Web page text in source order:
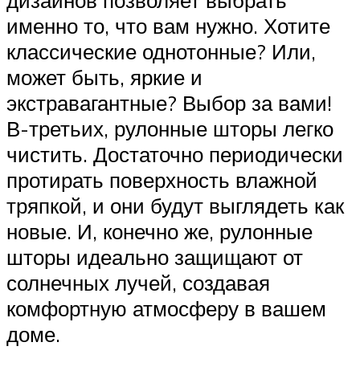
именно то, что вам нужно. Хотите
классические однотонные? Или,
может быть, яркие и
экстравагантные? Выбор за вами!
В-третьих, рулонные шторы легко
чистить. Достаточно периодически
протирать поверхность влажной
тряпкой, и они будут выглядеть как
новые. И, конечно же, рулонные
шторы идеально защищают от
солнечных лучей, создавая
комфортную атмосферу в вашем
доме.